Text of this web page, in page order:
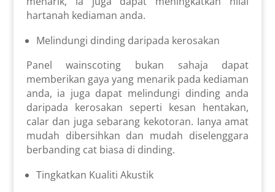
hartanah kediaman anda.
Melindungi dinding daripada kerosakan
Panel wainscoting bukan sahaja dapat
memberikan gaya yang menarik pada kediaman
anda, ia juga dapat melindungi dinding anda
daripada kerosakan seperti kesan hentakan,
calar dan juga sebarang kekotoran. Ianya amat
mudah dibersihkan dan mudah diselenggara
berbanding cat biasa di dinding.
Tingkatkan Kualiti Akustik